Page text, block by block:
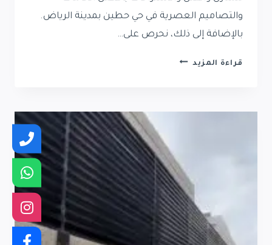
والتصاميم العصرية في حي حطين بمدينة الرياض.
بالإضافة إلى ذلك، نحرص على…
قراءة المزيد سواتر
سواتر
حديد
حي
حطين